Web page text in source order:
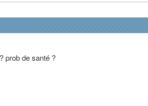
prob de santé ?